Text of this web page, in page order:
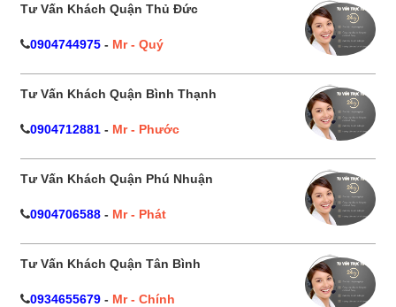
Tư Vấn Khách Quận Thủ Đức
0904744975 - Mr - Quý
Tư Vấn Khách Quận Bình Thạnh
0904712881 - Mr - Phước
Tư Vấn Khách Quận Phú Nhuận
0904706588 - Mr - Phát
Tư Vấn Khách Quận Tân Bình
0934655679 - Mr - Chính